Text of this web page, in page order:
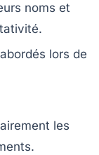
noms et
lors de
les